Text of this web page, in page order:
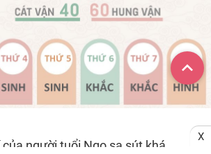
người tuổi Ngọ sa sút khá
X